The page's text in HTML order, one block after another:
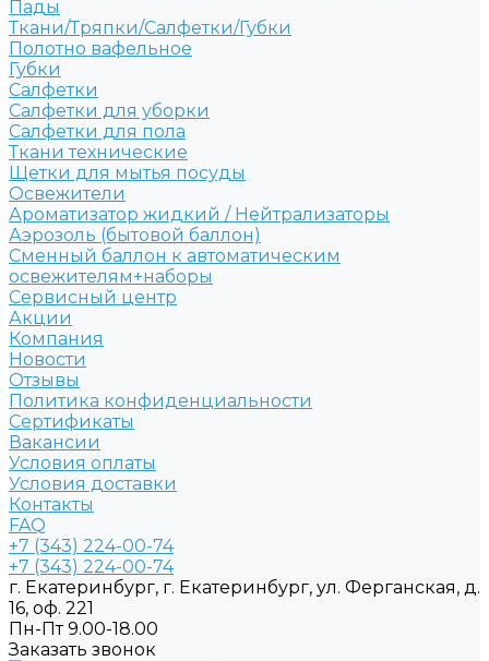
Пады
Ткани/Тряпки/Салфетки/Губки
Полотно вафельное
Губки
Салфетки
Салфетки для уборки
Салфетки для пола
Ткани технические
Щетки для мытья посуды
Освежители
Ароматизатор жидкий / Нейтрализаторы
Аэрозоль (бытовой баллон)
Сменный баллон к автоматическим
освежителям+наборы
Сервисный центр
Акции
Компания
Новости
Отзывы
Политика конфиденциальности
Сертификаты
Вакансии
Условия оплаты
Условия доставки
Контакты
FAQ
+7 (343) 224-00-74
+7 (343) 224-00-74
г. Екатеринбург, г. Екатеринбург, ул. Ферганская, д.
16, оф. 221
Пн-Пт 9.00-18.00
Заказать звонок